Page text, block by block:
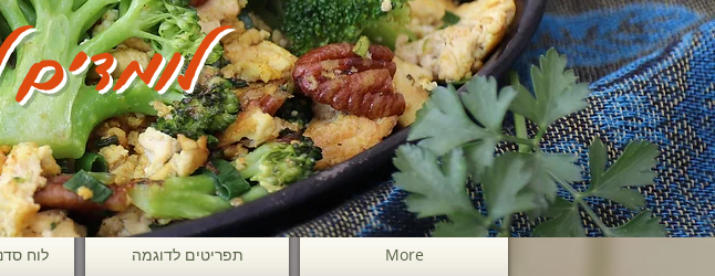
לוח תפריטים לדוגמה More